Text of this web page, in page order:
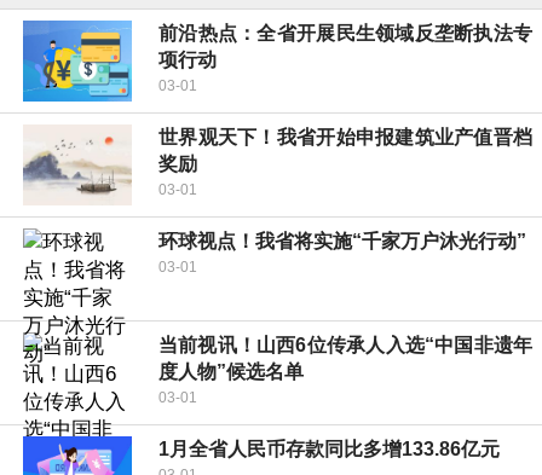
前沿热点：全省开展民生领域反垄断执法专
项行动
03-01
世界观天下！我省开始申报建筑业产值晋档
奖励
03-01
环球视点！我省将实施“千家万户沐光行动”
03-01
当前视讯！山西6位传承人入选“中国非遗年
度人物”候选名单
03-01
1月全省人民币存款同比多增133.86亿元